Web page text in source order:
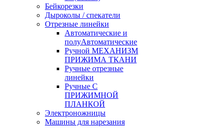
Бейкорезки
Дыроколы / спекатели
Отрезные линейки
Автоматические и
полуАвтоматические
Ручной МЕХАНИЗМ
ПРИЖИМА ТКАНИ
Ручные отрезные
линейки
Ручные С
ПРИЖИМНОЙ
ПЛАНКОЙ
Электроножницы
Машины для нарезания